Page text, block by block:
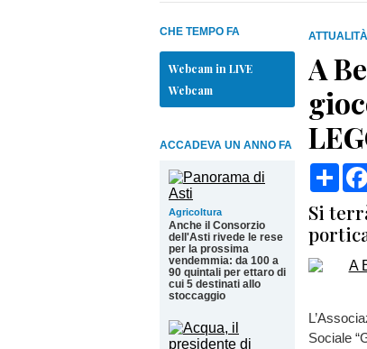
CHE TEMPO FA
Webcam in LIVE
Webcam
ACCADEVA UN ANNO FA
Agricoltura
Anche il Consorzio
dell'Asti rivede le rese
per la prossima
vendemmia: da 100 a
90 quintali per ettaro di
cui 5 destinati allo
stoccaggio
ATTUALITÀ
A
Si
Sociale